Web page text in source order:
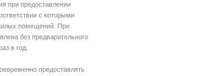
при предоставлении
с которыми
помещений. При
без предварительного
в год.
предоставлять